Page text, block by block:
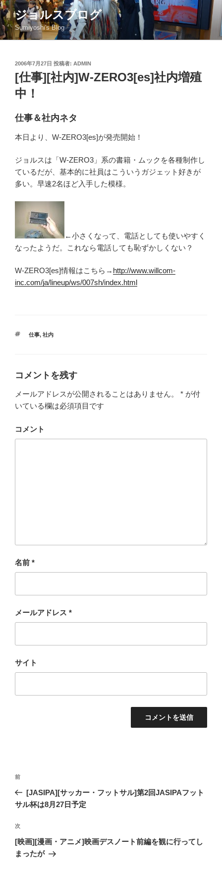
コ
ン
テ
ン
ジョルスブログ
Sumiyoshi's Blog
投
稿
日:
2006年7月27日 投稿者: ADMIN
[仕事][社内]W-ZERO3[es]社内増殖
中！
仕事＆社内ネタ
本日より、W-ZERO3[es]が発売開始！
ジョルスは「W-ZERO3」系の書籍・ムックを各種制作し
ているだが、基本的に社員はこういうガジェット好きが
多い。早速2名ほど入手した模様。
←小さくなって、電話としても使いやすく
なったようだ。これなら電話しても恥ずかしくない？
W-ZERO3[es]情報はこちら→ http://www.willcom-
inc.com/ja/lineup/ws/007sh/index.html
タ
仕事, 社内
コメントを残す
メールアドレスが公開されることはありません。 * が付
いている欄は必須項目です
コメント
名前 *
メールアドレス *
サイト
投
ナ
ゲ
ー
シ
過
去
の
稿
前
[JASIPA][サッカー・フットサル]第2回JASIPAフット
サル杯は8月27日予定
次
の
投
次
[映画][漫画・アニメ]映画デスノート前編を観に行ってし
まったが